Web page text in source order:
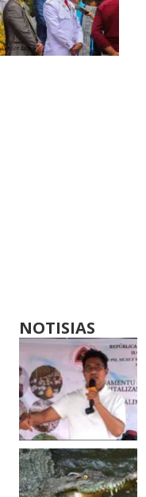
NOTISIAS